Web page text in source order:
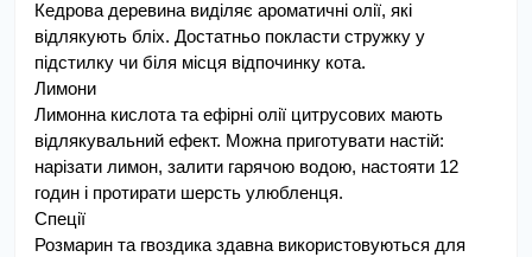
Кедрова деревина виділяє ароматичні олії, які
відлякують бліх. Достатньо покласти стружку у
підстилку чи біля місця відпочинку кота.
Лимони
Лимонна кислота та ефірні олії цитрусових мають
відлякувальний ефект. Можна приготувати настій:
нарізати лимон, залити гарячою водою, настояти 12
годин і протирати шерсть улюбленця.
Спеції
Розмарин та гвоздика здавна використовуються для